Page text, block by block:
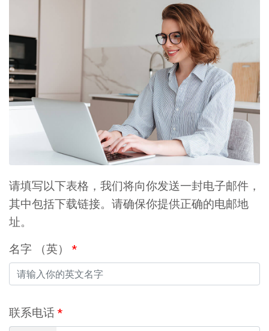
请填写以下表格，我们将向你发送一封电子邮件，
其中包括下载链接。请确保你提供正确的电邮地
址。
名字 （英） *
联系电话 *